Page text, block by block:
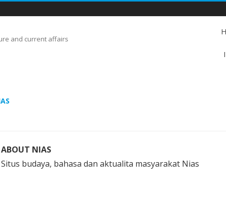
and current affairs
ABOUT NIAS
Situs budaya, bahasa dan aktualita masyarakat Nias